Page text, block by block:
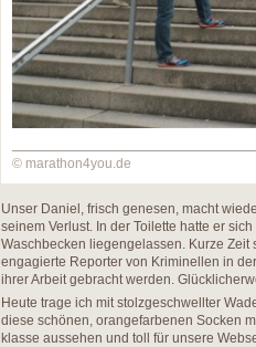
© marathon4you.de
Unser Daniel, frisch genesen, macht
seinem Verlust. In der Toilette hatte er
Waschbecken liegengelassen. Kurze Zeit
engagierte Reporter von Kriminellen in
ihrer Arbeit gebracht werden.
Heute trage ich mit stolzgeschwellter
diese schönen, orangefarbenen Socken
klasse aussehen und toll für unsere